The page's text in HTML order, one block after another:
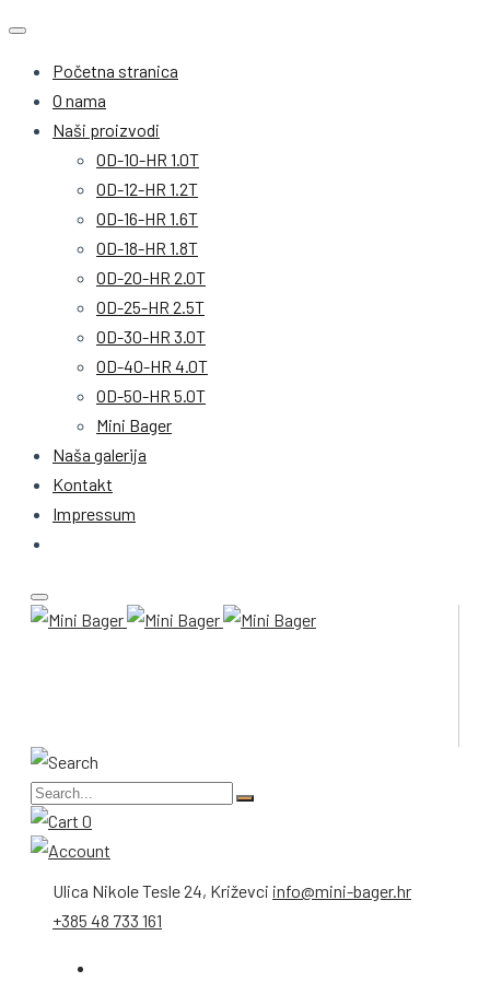
Početna stranica
O nama
Naši proizvodi
OD-10-HR 1.0T
OD-12-HR 1.2T
OD-16-HR 1.6T
OD-18-HR 1.8T
OD-20-HR 2.0T
OD-25-HR 2.5T
OD-30-HR 3.0T
OD-40-HR 4.0T
OD-50-HR 5.0T
Mini Bager
Naša galerija
Kontakt
Impressum
0
Ulica Nikole Tesle 24, Križevci info@mini-bager.hr
+385 48 733 161